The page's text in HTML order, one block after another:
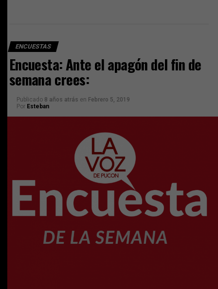
ENCUESTAS
Encuesta: Ante el apagón del fin de
semana crees:
Publicado 8 años atrás en Febrero 5, 2019
Por Esteban